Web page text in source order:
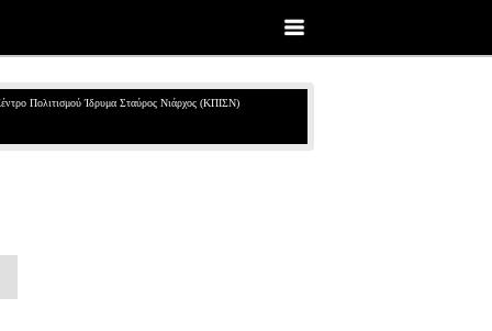
Πολιτισμού Ίδρυμα Σταύρος Νιάρχος (ΚΠΙΣΝ)